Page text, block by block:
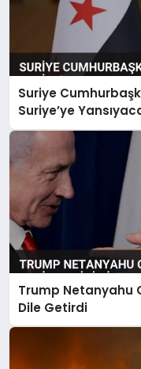
Suriye
Suriye’ye
Trump Netanyahu
Dile Getirdi